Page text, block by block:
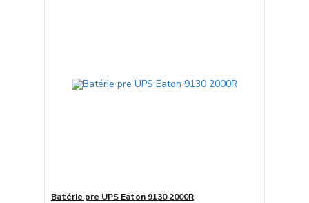
Batérie pre UPS Eaton 9130 2000R